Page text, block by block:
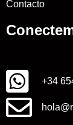
Contacto
+34